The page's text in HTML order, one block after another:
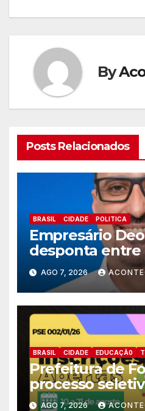
By
Posts Relacionados
BRASIL CIDADE POLITICA
Empresário
desponta entre
nomes do União
deputado
AGO 7, 2026
BRASIL CIDADE EDUCAÇÃ0
Prefeitura de
processo
estagiários
AGO 7, 2026